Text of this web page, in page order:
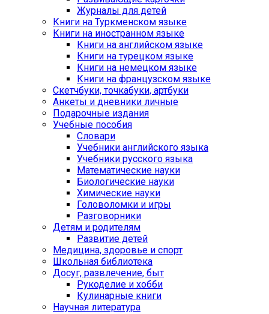
Журналы для детей
Книги на Туркменском языке
Книги на иностранном языке
Книги на английском языке
Книги на турецком языке
Книги на немецком языке
Книги на французском языке
Cкетчбуки, точкабуки, артбуки
Анкеты и дневники личные
Подарочные издания
Учебные пособия
Словари
Учебники английского языка
Учебники русского языка
Математические науки
Биологические науки
Химические науки
Головоломки и игры
Разговорники
Детям и родителям
Развитие детей
Медицина, здоровье и спорт
Школьная библиотека
Досуг, развлечение, быт
Рукоделие и хобби
Кулинарные книги
Научная литература